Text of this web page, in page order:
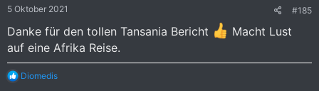
n
5 Oktober 2021 #185
Danke für den tollen Tansania Bericht
Macht Lust
auf eine Afrika Reise.
R
Diomedis